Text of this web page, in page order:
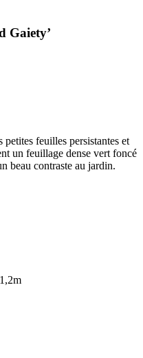
Gaiety’
feuilles persistantes et
un feuillage dense vert foncé
beau contraste au jardin.